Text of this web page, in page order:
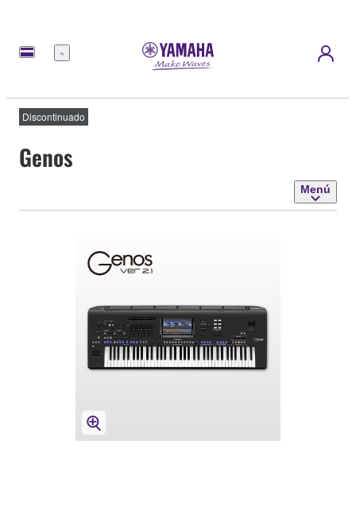
Menú
Discontinuado
Genos
Menú